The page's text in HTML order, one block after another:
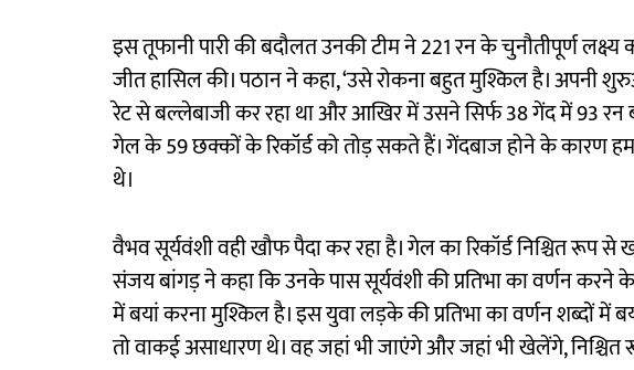
इस तूफानी पारी की बदौलत उनकी टीम ने 221 रन के चुनौतीपूर्ण
जीत हासिल की। पठान ने कहा, ‘उसे रोकना बहुत मुश्किल है। अपनी
रेट से बल्लेबाजी कर रहा था और आखिर में उसने सिर्फ 38 गेंद में 93 रन
गेल के 59 छक्कों के रिकॉर्ड को तोड़ सकते हैं। गेंदबाज होने के कारण
थे।
वैभव सूर्यवंशी वही खौफ पैदा कर रहा है। गेल का रिकॉर्ड निश्चित रूप
संजय बांगड़ ने कहा कि उनके पास सूर्यवंशी की प्रतिभा का वर्णन करने
में बयां करना मुश्किल है। इस युवा लड़के की प्रतिभा का वर्णन शब्दों
तो वाकई असाधारण थे। वह जहां भी जाएंगे और जहां भी खेलेंगे,